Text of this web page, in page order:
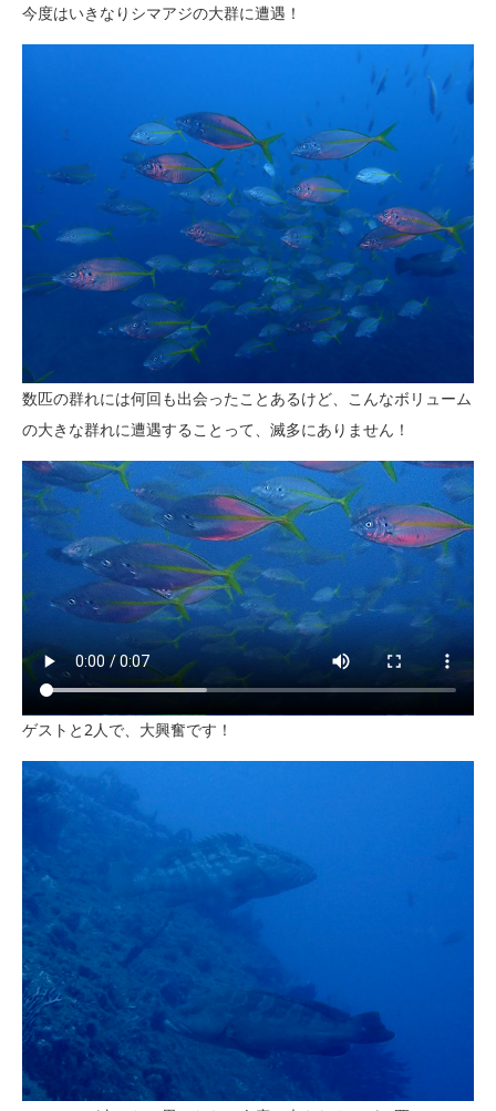
今度はいきなりシマアジの大群に遭遇！
数匹の群れには何回も出会ったことあるけど、こんなボリューム
の大きな群れに遭遇することって、滅多にありません！
ゲストと2人で、大興奮です！